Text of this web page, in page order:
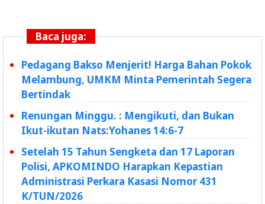
Baca juga:
Pedagang Bakso Menjerit! Harga Bahan Pokok
Melambung, UMKM Minta Pemerintah Segera
Bertindak
Renungan Minggu. : Mengikuti, dan Bukan
Ikut-ikutan Nats:Yohanes 14:6-7
Setelah 15 Tahun Sengketa dan 17 Laporan
Polisi, APKOMINDO Harapkan Kepastian
Administrasi Perkara Kasasi Nomor 431
K/TUN/2026